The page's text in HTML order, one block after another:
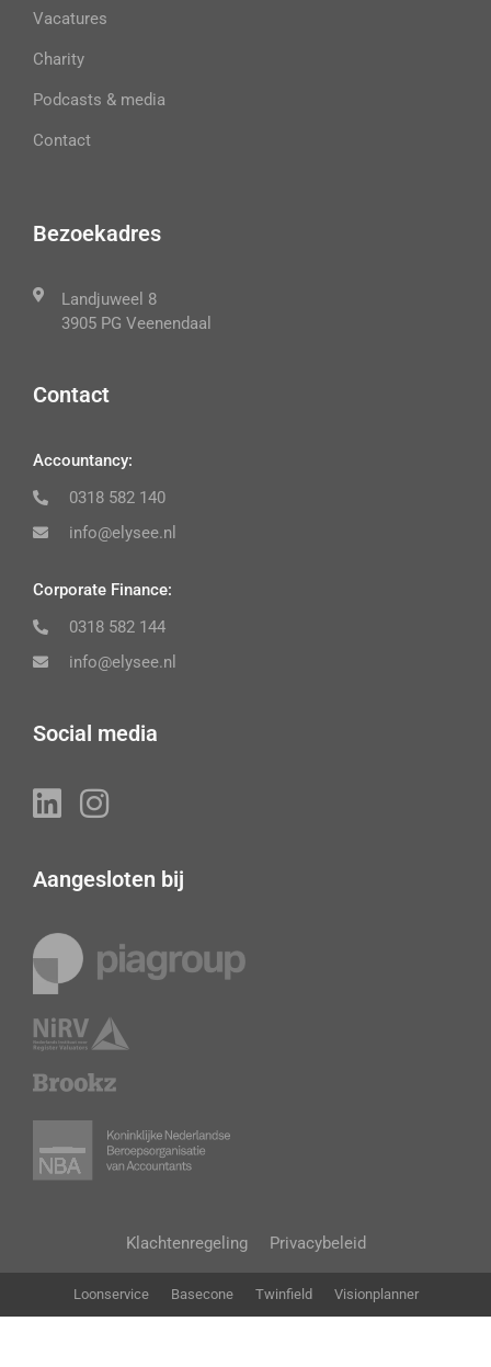
Vacatures
Charity
Podcasts & media
Contact
Bezoekadres
Landjuweel 8
3905 PG Veenendaal
Contact
Accountancy:
0318 582 140
info@elysee.nl
Corporate Finance:
0318 582 144
info@elysee.nl
Social media
Aangesloten bij
Klachtenregeling Privacybeleid
Loonservice Basecone Twinfield Visionplanner